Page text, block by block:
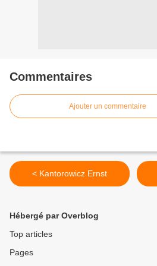
Commentaires
Ajouter un commentaire
< Kantorowicz Ernst
Hébergé par Overblog
Top articles
Pages